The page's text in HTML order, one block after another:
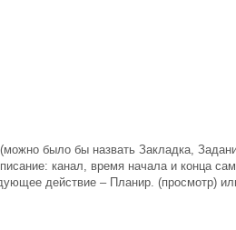
было бы назвать Закладка,
канал, время начала и конца
действие – Планир. (просмотр)